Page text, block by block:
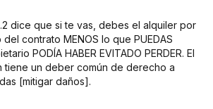
dice que si te vas, debes el alquiler por
contrato MENOS lo que PUEDAS
PODÍA HABER EVITADO PERDER. El
tiene un deber común de derecho a
[mitigar daños].